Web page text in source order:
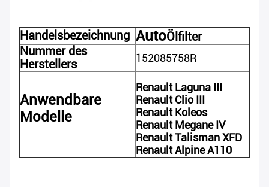
Handelsbezeichnung AutoÖlfilter
Nummer des
Herstellers
152085758R
Anwendbare
Modelle
Renault Laguna III
Renault Clio III
Renault Koleos
Renault Megane IV
Renault Talisman XFD
Renault Alpine A110